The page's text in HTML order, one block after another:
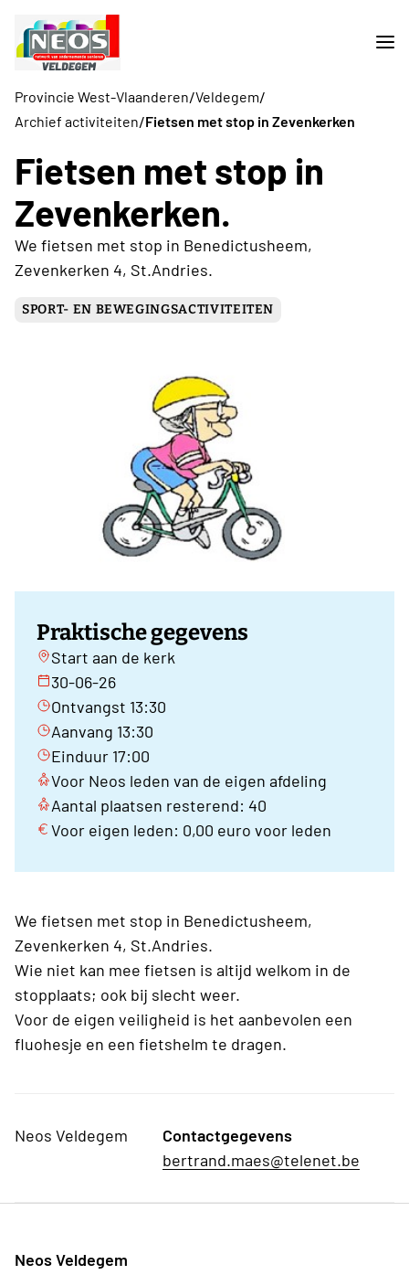
Provincie West-Vlaanderen/Veldegem/
Archief activiteiten/Fietsen met stop in Zevenkerken
Fietsen met stop in
Zevenkerken.
We fietsen met stop in Benedictusheem,
Zevenkerken 4, St.Andries.
SPORT- EN BEWEGINGSACTIVITEITEN
Praktische gegevens
Start aan de kerk
30-06-26
Ontvangst 13:30
Aanvang 13:30
Einduur 17:00
Voor Neos leden van de eigen afdeling
Aantal plaatsen resterend: 40
Voor eigen leden: 0,00 euro voor leden
We fietsen met stop in Benedictusheem,
Zevenkerken 4, St.Andries.
Wie niet kan mee fietsen is altijd welkom in de
stopplaats; ook bij slecht weer.
Voor de eigen veiligheid is het aanbevolen een
fluohesje en een fietshelm te dragen.
Neos Veldegem
Contactgegevens
bertrand.maes@telenet.be
Neos Veldegem